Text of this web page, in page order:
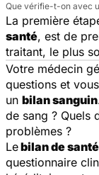
Que vérifie-t-on avec
La première
santé, est de
traitant, le plus
Votre médecin
questions et
un bilan sanguin
de sang ? Quels
problèmes ?
Lebilan de
questionnaire